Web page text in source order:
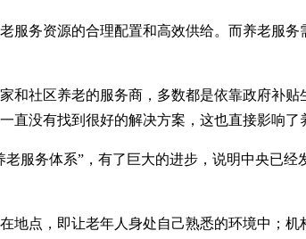
服务资源的合理配置和高效供给。而养老服
和社区养老的服务商，多数都是依靠政府补贴
没有找到很好的解决方案，这也直接影响了
服务体系”，有了巨大的进步，说明中央已经
地点，即让老年人身处自己熟悉的环境中；机